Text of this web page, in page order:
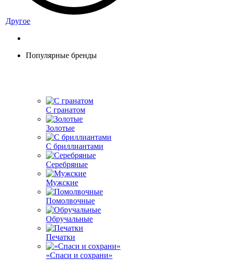
Другое
Популярные бренды
С гранатом
Золотые
С бриллиантами
Серебряные
Мужские
Помолвочные
Обручальные
Печатки
«Спаси и сохрани»